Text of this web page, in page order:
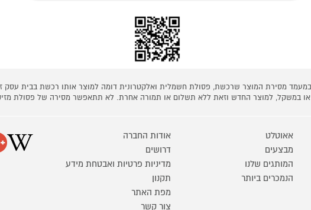
מסירת המוצר שרכשת, פסולת חשמלית ואלקטרונית דומה למוצר אותו רכשת בבית
או במשקל, למוצר החדש וזאת ללא תשלום או תמורה אחרת. לא תתאפשר מסירה של פסולת
אאוטלט
מבצעים
המותגים שלנו
הנמכרים ביותר
אודות החברה
דרושים
מדיניות פרטיות ואבטחת מידע
תקנון
מפת האתר
צור קשר